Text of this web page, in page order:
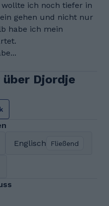
ich noch tiefer in
gehen und nicht nur
habe ich mein
Djordje
Englisch Fließend